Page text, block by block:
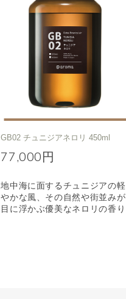
GB02 チュニジアネロリ 450ml
77,000円
地中海に面するチュニジアの軽
やかな風、その自然や街並みが
目に浮かぶ優美なネロリの香り